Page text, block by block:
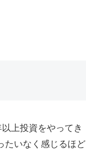
上投資をやってき
たいなく感じるほど